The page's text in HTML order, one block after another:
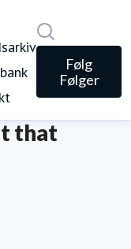
Følg
Følger
that